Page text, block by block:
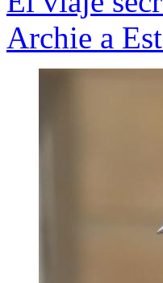
Archie a